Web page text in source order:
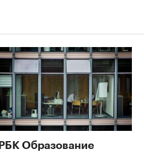
РБК Образование